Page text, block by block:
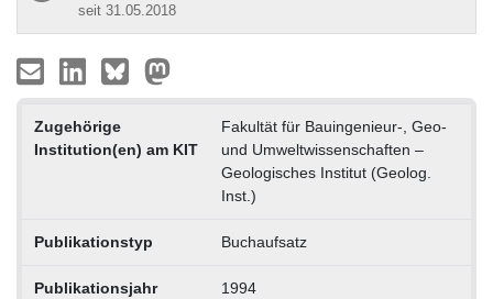
seit 31.05.2018
Zugehörige
Institution(en) am KIT
Fakultät für Bauingenieur-, Geo-
und Umweltwissenschaften –
Geologisches Institut (Geolog.
Inst.)
Publikationstyp Buchaufsatz
Publikationsjahr 1994